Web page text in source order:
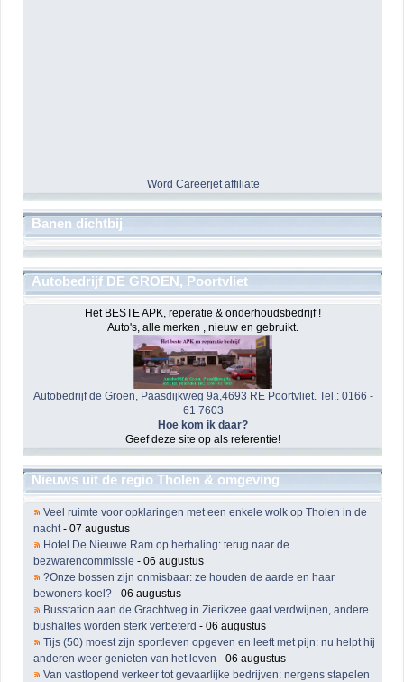
Word Careerjet affiliate
Banen dichtbij
Autobedrijf DE GROEN, Poortvliet
Het BESTE APK, reperatie & onderhoudsbedrijf !
Auto's, alle merken , nieuw en gebruikt.
Autobedrijf de Groen, Paasdijkweg 9a,4693 RE Poortvliet. Tel.: 0166 -
61 7603
Hoe kom ik daar?
Geef deze site op als referentie!
Nieuws uit de regio Tholen & omgeving
Veel ruimte voor opklaringen met een enkele wolk op Tholen in de
nacht - 07 augustus
Hotel De Nieuwe Ram op herhaling: terug naar de
bezwarencommissie - 06 augustus
?Onze bossen zijn onmisbaar: ze houden de aarde en haar
bewoners koel? - 06 augustus
Busstation aan de Grachtweg in Zierikzee gaat verdwijnen, andere
bushaltes worden sterk verbeterd - 06 augustus
Tijs (50) moest zijn sportleven opgeven en leeft met pijn: nu helpt hij
anderen weer genieten van het leven - 06 augustus
Van vastlopend verkeer tot gevaarlijke bedrijven: nergens stapelen